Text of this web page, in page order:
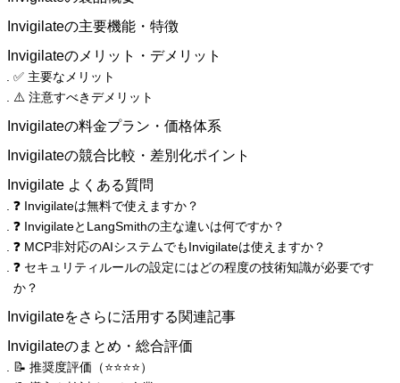
Invigilateの主要機能・特徴
Invigilateのメリット・デメリット
✅ 主要なメリット
⚠️ 注意すべきデメリット
Invigilateの料金プラン・価格体系
Invigilateの競合比較・差別化ポイント
Invigilate よくある質問
❓ Invigilateは無料で使えますか？
❓ InvigilateとLangSmithの主な違いは何ですか？
❓ MCP非対応のAIシステムでもInvigilateは使えますか？
❓ セキュリティルールの設定にはどの程度の技術知識が必要です
か？
Invigilateをさらに活用する関連記事
Invigilateのまとめ・総合評価
📝 推奨度評価（⭐️⭐️⭐️⭐️）